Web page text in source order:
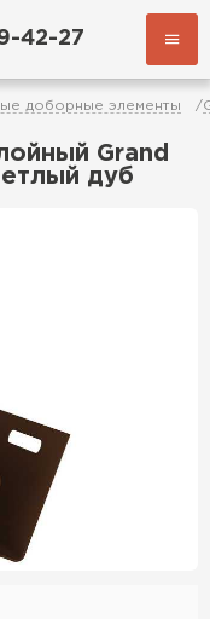
42-27
доборные элементы
Grand
дуб